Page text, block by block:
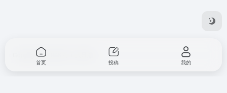
Copyright © 2026
首页 投稿 我的